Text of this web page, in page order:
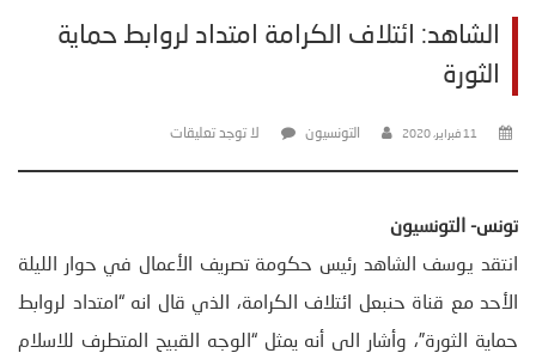
الشاهد: ائتلاف الكرامة امتداد لروابط حماية
الثورة
11 فبراير، 2020 التونسيون لا توجد تعليقات
تونس- التونسيون
انتقد يوسف الشاهد رئيس حكومة تصريف الأعمال في حوار الليلة
الأحد مع قناة حنبعل ائتلاف الكرامة، الذي قال انه “امتداد لروابط
حماية الثورة”، وأشار الى أنه يمثل “الوجه القبيح المتطرف للاسلام